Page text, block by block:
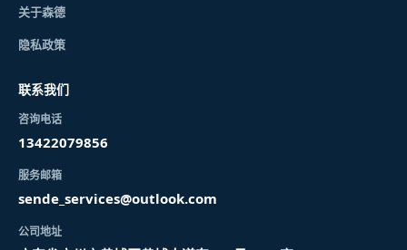
关于森德
隐私政策
联系我们
咨询电话
13422079856
服务邮箱
sende_services@outlook.com
公司地址